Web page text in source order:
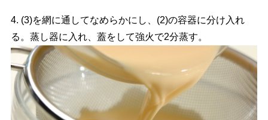
4. (3)を網に通してなめらかにし、(2)の容器に分け入れ
る。蒸し器に入れ、蓋をして強火で2分蒸す。